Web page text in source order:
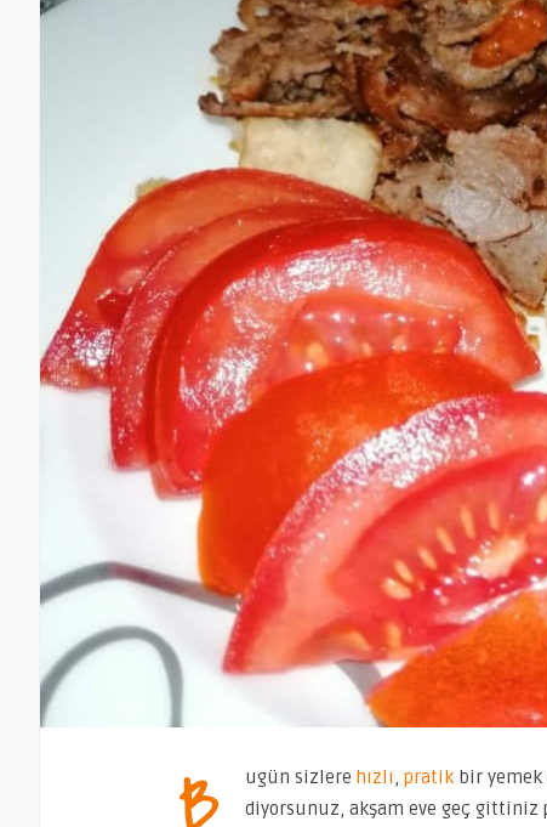
ugün sizlere hızlı, pratikbir yemek
diyorsunuz, akşam eve geç